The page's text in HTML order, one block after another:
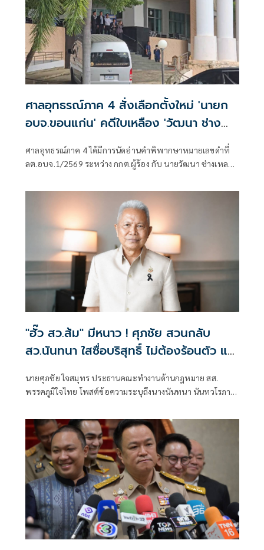
ศาลอุทธรณ์ภาค 4 สั่งเลือกตั้งใหม่ 'นายก
อบจ.ขอนแก่น' คดีใบเหลือง 'วัฒนา ช่าง
ศาลอุทธรณ์ภาค 4 ได้มีการนัดอ่านคำพิพากษาหมายเลขดำที่
ลต.อบจ.1/2569 ระหว่าง กกต.ผู้ร้อง กับ นายวัฒนา ช่างเหลา
บริหารท้องถิ่น (ขอให้มีการเลือกตั้ง นายก อบจ.ใหม่)
"ฮั๊ว สว.ส้ม" มีหนาว ! ศุภชัย สวนกลับ
สว.นันทนา ใสซื่อบริสุทธิ์ ไม่ต้องร้อนตัว แฉ
เมืองทองธานี ไม่ได้แชร์ค่าใช้จ่านกัน เพรามี
หลักฐาน "หิรัญ - ฟ้าเดียวกัน" ทั้งจอง ทั้ง
จ่าย
นายศุภชัย ใจสมุทร ประธานคณะทำงานด้านกฎหมาย สส.
พรรคภูมิใจไทย โพสต์ข้อความระบุถึงนางนันทนา นันทวโรภาส
พฤติกรรม จัดประชุมผู้สมัคร สว.ส้ม ที่ห้องจูปิเตอร์ เมืองทอง
ธานี